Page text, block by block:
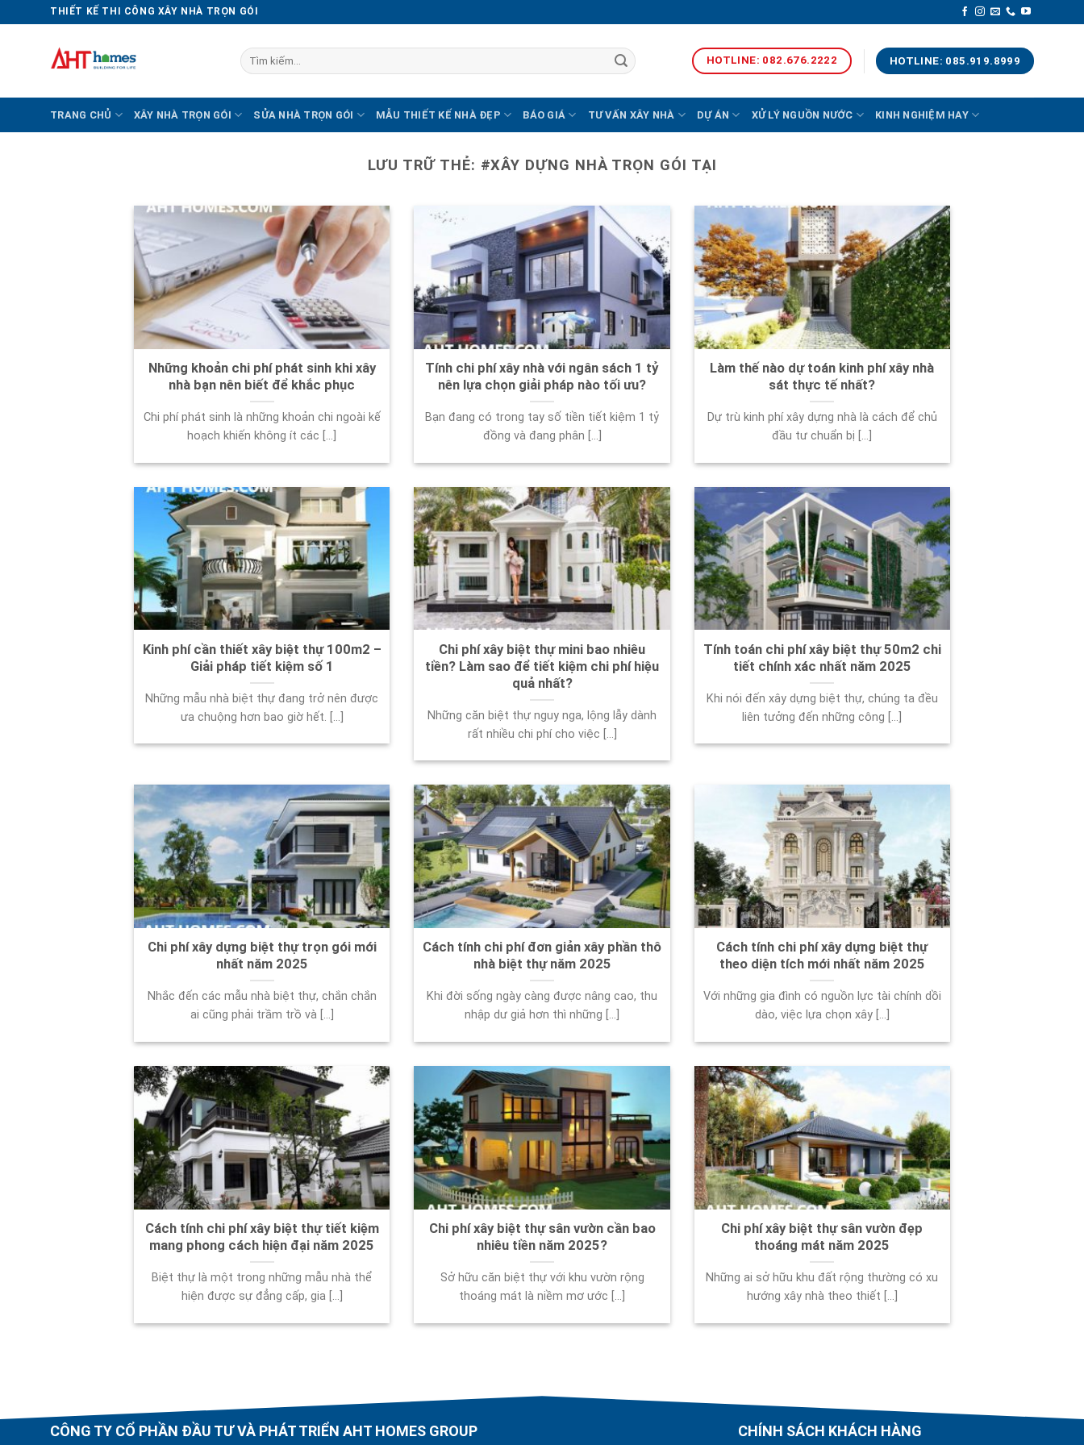
THIẾT KẾ THI CÔNG XÂY NHÀ TRỌN GÓI
Tìm
kiếm:
HOTLINE: 082.676.2222 HOTLINE: 085.919.8999
TRANG CHỦ XÂY NHÀ TRỌN GÓI SỬA NHÀ TRỌN GÓI MẪU THIẾT KẾ NHÀ ĐẸP BÁO GIÁ TƯ VẤN XÂY NHÀ DỰ ÁN XỬ LÝ NGUỒN NƯỚC KINH NGHIỆM HAY
LƯU TRỮ THẺ: #XÂY DỰNG NHÀ TRỌN GÓI TẠI
Những khoản chi phí phát sinh khi xây
nhà bạn nên biết để khắc phục
Chi phí phát sinh là những khoản chi ngoài kế
hoạch khiến không ít các [...]
Tính chi phí xây nhà với ngân sách 1 tỷ
nên lựa chọn giải pháp nào tối ưu?
Bạn đang có trong tay số tiền tiết kiệm 1 tỷ
đồng và đang phân [...]
Làm thế nào dự toán kinh phí xây nhà
sát thực tế nhất?
Dự trù kinh phí xây dựng nhà là cách để chủ
đầu tư chuẩn bị [...]
Kinh phí cần thiết xây biệt thự 100m2 –
Giải pháp tiết kiệm số 1
Những mẫu nhà biệt thự đang trở nên được
ưa chuộng hơn bao giờ hết. [...]
Chi phí xây biệt thự mini bao nhiêu
tiền? Làm sao để tiết kiệm chi phí hiệu
quả nhất?
Những căn biệt thự nguy nga, lộng lẫy dành
rất nhiều chi phí cho việc [...]
Tính toán chi phí xây biệt thự 50m2 chi
tiết chính xác nhất năm 2025
Khi nói đến xây dựng biệt thự, chúng ta đều
liên tưởng đến những công [...]
Chi phí xây dựng biệt thự trọn gói mới
nhất năm 2025
Nhắc đến các mẫu nhà biệt thự, chắn chắn
ai cũng phải trầm trồ và [...]
Cách tính chi phí đơn giản xây phần thô
nhà biệt thự năm 2025
Khi đời sống ngày càng được nâng cao, thu
nhập dư giả hơn thì những [...]
Cách tính chi phí xây dựng biệt thự
theo diện tích mới nhất năm 2025
Với những gia đình có nguồn lực tài chính dồi
dào, việc lựa chọn xây [...]
Cách tính chi phí xây biệt thự tiết kiệm
mang phong cách hiện đại năm 2025
Biệt thự là một trong những mẫu nhà thể
hiện được sự đẳng cấp, gia [...]
Chi phí xây biệt thự sân vườn cần bao
nhiêu tiền năm 2025?
Sở hữu căn biệt thự với khu vườn rộng
thoáng mát là niềm mơ ước [...]
Chi phí xây biệt thự sân vườn đẹp
thoáng mát năm 2025
Những ai sở hữu khu đất rộng thường có xu
hướng xây nhà theo thiết [...]
CÔNG TY CỔ PHẦN ĐẦU TƯ VÀ PHÁT TRIỂN AHT HOMES GROUP CHÍNH SÁCH KHÁCH HÀNG